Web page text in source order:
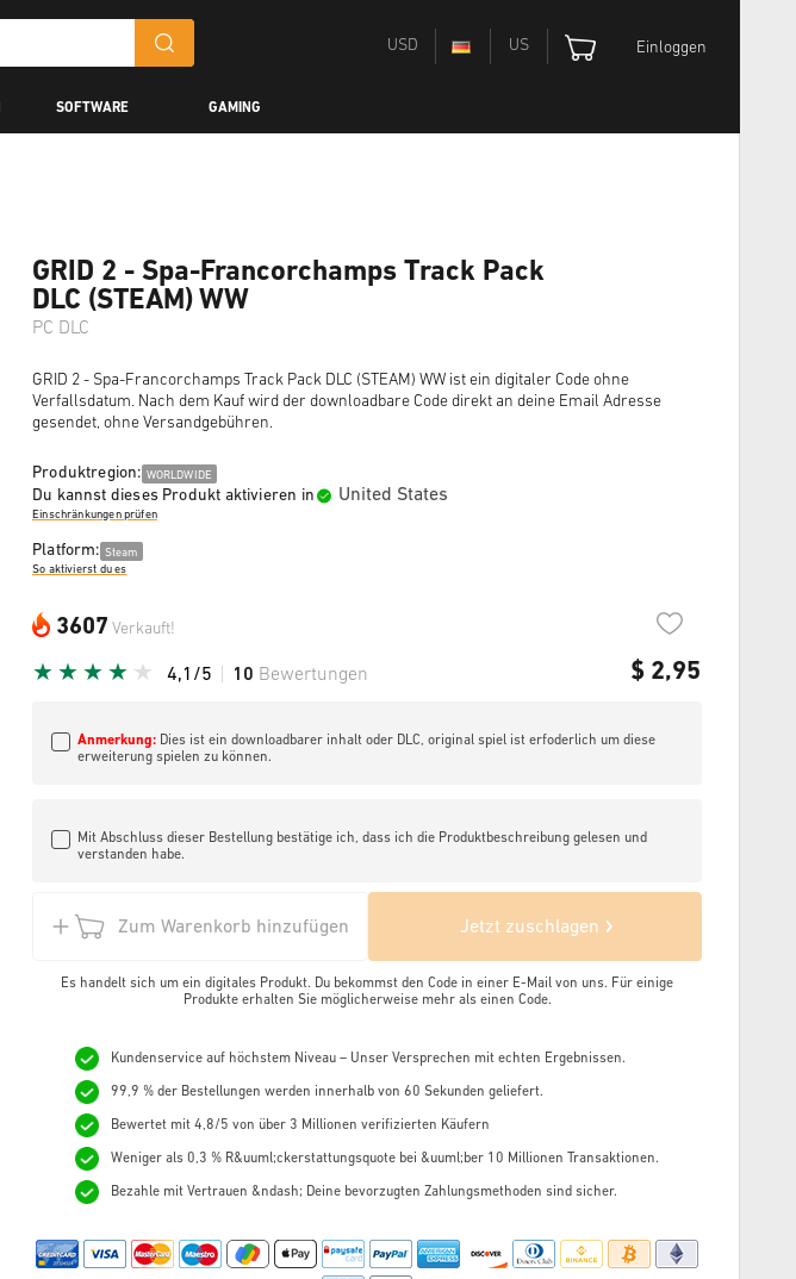
USD US Einloggen
SOFTWARE GAMING
GRID 2 - Spa-Francorchamps Track Pack
DLC (STEAM) WW
PC DLC
GRID 2 - Spa-Francorchamps Track Pack DLC (STEAM) WW ist ein digitaler Code ohne
Verfallsdatum. Nach dem Kauf wird der downloadbare Code direkt an deine Email Adresse
gesendet, ohne Versandgebühren.
Produktregion: WORLDWIDE
Du kannst dieses Produkt aktivieren in United States
Einschränkungen prüfen
Platform: Steam
So aktivierst du es
3607 Verkauft!
$ 2,95
4,1/5 10 Bewertungen
Anmerkung: Dies ist ein downloadbarer inhalt oder DLC, original spiel ist erfoderlich um diese
erweiterung spielen zu können.
Mit Abschluss dieser Bestellung bestätige ich, dass ich die Produktbeschreibung gelesen und
verstanden habe.
Zum Warenkorb hinzufügen Jetzt zuschlagen
Es handelt sich um ein digitales Produkt. Du bekommst den Code in einer E-Mail von uns. Für einige
Produkte erhalten Sie möglicherweise mehr als einen Code.
Kundenservice auf höchstem Niveau – Unser Versprechen mit echten Ergebnissen.
99,9 % der Bestellungen werden innerhalb von 60 Sekunden geliefert.
Bewertet mit 4,8/5 von über 3 Millionen verifizierten Käufern
Weniger als 0,3 % R&uuml;ckerstattungsquote bei &uuml;ber 10 Millionen Transaktionen.
Bezahle mit Vertrauen &ndash; Deine bevorzugten Zahlungsmethoden sind sicher.